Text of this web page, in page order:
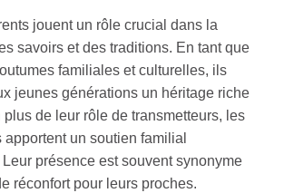
jouent un rôle crucial dans la
savoirs et des traditions. En tant que
familiales et culturelles, ils
jeunes générations un héritage riche
de leur rôle de transmetteurs, les
un soutien familial
présence est souvent synonyme
réconfort pour leurs proches.